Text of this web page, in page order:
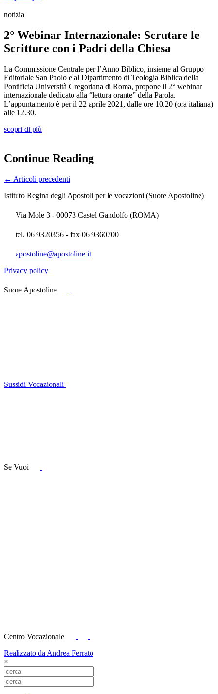
notizia
2° Webinar Internazionale: Scrutare le
Scritture con i Padri della Chiesa
La Commissione Centrale per l’Anno Biblico, insieme al Gruppo
Editoriale San Paolo e al Dipartimento di Teologia Biblica della
Pontificia Università Gregoriana di Roma, propone il 2° webinar
internazionale dedicato alla “lettura orante” della Parola.
L’appuntamento è per il 22 aprile 2021, dalle ore 10.20 (ora italiana)
alle 12.30.
scopri di più
Continue Reading
← Articoli precedenti
Istituto Regina degli Apostoli per le vocazioni (Suore Apostoline)
Via Mole 3 - 00073 Castel Gandolfo (ROMA)
tel. 06 9320356 - fax 06 9360700
apostoline@apostoline.it
Privacy policy
Suore Apostoline
Sussidi Vocazionali
Se Vuoi
Centro Vocazionale
Realizzato da Andrea Ferrato
×